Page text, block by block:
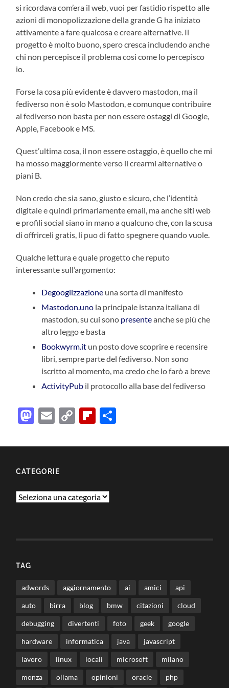
si ricordava com’era il web, vuoi per fastidio rispetto alle
azioni di monopolizzazione della grande G ha iniziato
attivamente a fare qualcosa e creare alternative. Il
progetto è molto buono, spero cresca includendo anche
chi non percepisce il problema cosi come lo percepisco
io.
Forse la cosa più evidente è davvero mastodon, ma il
fediverso non è solo Mastodon, e comunque contribuire
al fediverso non basta per non essere ostaggi di Google,
Apple, Facebook e MS.
Quest’ultima cosa, il non essere ostaggio, è quello che mi
ha mosso maggiormente verso il crearmi alternative o
piani B.
Non credo che sia sano, giusto e sicuro, che l’identità
digitale e quindi primariamente email, ma anche siti web
e profili social siano in mano a qualcuno che, con la scusa
di offrirceli gratis, li puo di fatto spegnere quando vuole.
Qualche lettura e quale progetto che reputo
interessante sull’argomento:
Degooglizzazione una sorta di manifesto
Mastodon.uno la principale istanza italiana di
mastodon, su cui sono presenteanche se più che
altro leggo e basta
Bookwyrm.it un posto dove scoprire e recensire
libri, sempre parte del fediverso. Non sono
iscritto al momento, ma credo che lo farò a breve
ActivityPub il protocollo alla base del fediverso
Mastodon
EmailCopyFlipboard
CATEGORIE
Categorie
TAG
adwords aggiornamento ai amici api
auto birra blog bmw citazioni cloud
debugging divertenti foto geek google
hardware informatica java javascript
lavoro linux locali microsoft milano
monza ollama opinioni oracle php